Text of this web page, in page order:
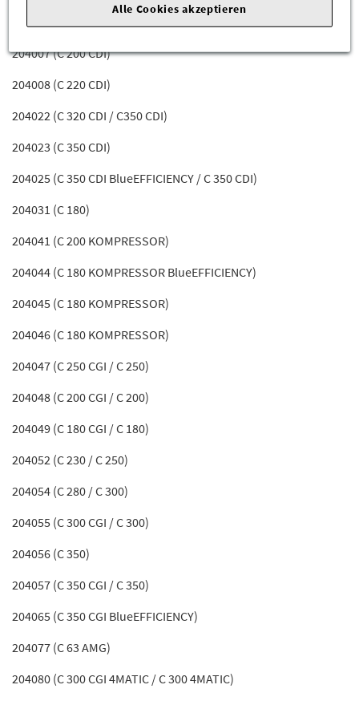
204006 (C 200 CDI BlueEFFICIENCY)
204007 (C 200 CDI)
204008 (C 220 CDI)
204022 (C 320 CDI / C350 CDI)
204023 (C 350 CDI)
204025 (C 350 CDI BlueEFFICIENCY / C 350 CDI)
204031 (C 180)
204041 (C 200 KOMPRESSOR)
204044 (C 180 KOMPRESSOR BlueEFFICIENCY)
204045 (C 180 KOMPRESSOR)
204046 (C 180 KOMPRESSOR)
204047 (C 250 CGI / C 250)
204048 (C 200 CGI / C 200)
204049 (C 180 CGI / C 180)
204052 (C 230 / C 250)
204054 (C 280 / C 300)
204055 (C 300 CGI / C 300)
204056 (C 350)
204057 (C 350 CGI / C 350)
204065 (C 350 CGI BlueEFFICIENCY)
204077 (C 63 AMG)
204080 (C 300 CGI 4MATIC / C 300 4MATIC)
Alle Cookies akzeptieren